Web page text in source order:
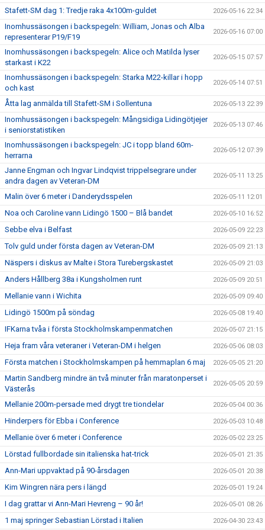
Stafett-SM dag 1: Tredje raka 4x100m-guldet 2026-05-16 22:34
Inomhussäsongen i backspegeln: William, Jonas och Alba
representerar P19/F19
2026-05-16 07:00
Inomhussäsongen i backspegeln: Alice och Matilda lyser
starkast i K22
2026-05-15 07:57
Inomhussäsongen i backspegeln: Starka M22-killar i hopp
och kast
2026-05-14 07:51
Åtta lag anmälda till Stafett-SM i Sollentuna 2026-05-13 22:39
Inomhussäsongen i backspegeln: Mångsidiga Lidingötjejer
i seniorstatistiken
2026-05-13 07:46
Inomhussäsongen i backspegeln: JC i topp bland 60m-
herrarna
2026-05-12 07:39
Janne Engman och Ingvar Lindqvist trippelsegrare under
andra dagen av Veteran-DM
2026-05-11 13:25
Malin över 6 meter i Danderydsspelen 2026-05-11 12:01
Noa och Caroline vann Lidingö 1500 – Blå bandet 2026-05-10 16:52
Sebbe elva i Belfast 2026-05-09 22:23
Tolv guld under första dagen av Veteran-DM 2026-05-09 21:13
Näspers i diskus av Malte i Stora Turebergskastet 2026-05-09 21:03
Anders Hållberg 38a i Kungsholmen runt 2026-05-09 20:51
Mellanie vann i Wichita 2026-05-09 09:40
Lidingö 1500m på söndag 2026-05-08 19:40
IFKarna tvåa i första Stockholmskampenmatchen 2026-05-07 21:15
Heja fram våra veteraner i Veteran-DM i helgen 2026-05-06 08:03
Första matchen i Stockholmskampen på hemmaplan 6 maj 2026-05-05 21:20
Martin Sandberg mindre än två minuter från maratonperset i
Västerås
2026-05-05 20:59
Mellanie 200m-persade med drygt tre tiondelar 2026-05-04 00:36
Hinderpers för Ebba i Conference 2026-05-03 10:48
Mellanie över 6 meter i Conference 2026-05-02 23:25
Lörstad fullbordade sin italienska hat-trick 2026-05-01 21:35
Ann-Mari uppvaktad på 90-årsdagen 2026-05-01 20:38
Kim Wingren nära pers i längd 2026-05-01 19:24
I dag grattar vi Ann-Mari Hevreng – 90 år! 2026-05-01 08:26
1 maj springer Sebastian Lörstad i Italien 2026-04-30 23:43